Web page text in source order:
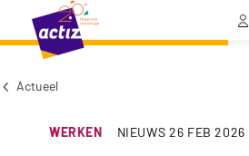
Naar hoofdinhoud
Naar menu
Actueel
WERKEN NIEUWS 26 FEB 2026